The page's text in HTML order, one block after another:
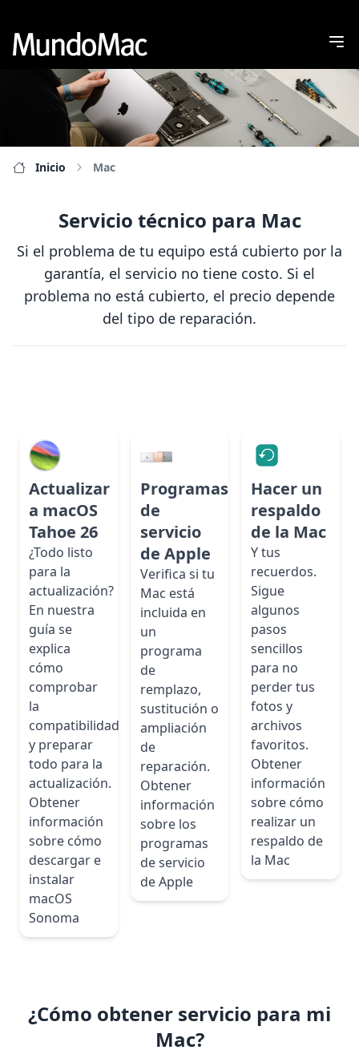
Inicio Mac
Servicio técnico para Mac
Si el problema de tu equipo está cubierto por la
garantía, el servicio no tiene costo. Si el
problema no está cubierto, el precio depende
del tipo de reparación.
Actualizar
a macOS
Tahoe 26
¿Todo listo
para la
actualización?
En nuestra
guía se
explica
cómo
comprobar
la
compatibilidad
y preparar
todo para la
actualización.
Obtener
información
sobre cómo
descargar e
instalar
macOS
Sonoma
Programas
de
servicio
de Apple
Verifica si tu
Mac está
incluida en
un
programa
de
remplazo,
sustitución o
ampliación
de
reparación.
Obtener
información
sobre los
programas
de servicio
de Apple
Hacer un
respaldo
de la Mac
Y tus
recuerdos.
Sigue
algunos
pasos
sencillos
para no
perder tus
fotos y
archivos
favoritos.
Obtener
información
sobre cómo
realizar un
respaldo de
la Mac
¿Cómo obtener servicio para mi
Mac?